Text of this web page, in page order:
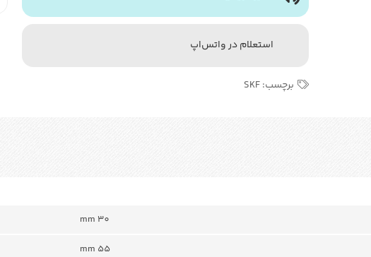
استعلام در واتس‌اپ
برچسب:SKF
mm 30
mm 55